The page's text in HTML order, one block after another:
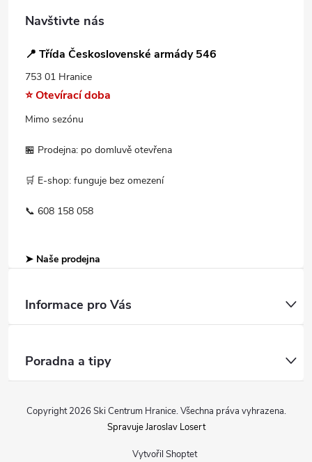
Navštivte nás
📍 Třída Československé armády 546
753 01 Hranice
⭐ Otevírací doba
Mimo sezónu
🏪 Prodejna: po domluvě otevřena
🛒 E-shop: funguje bez omezení
📞 608 158 058
➤ Naše prodejna
Informace pro Vás
Poradna a tipy
Vytvořil Shoptet
Copyright 2026 Ski Centrum Hranice. Všechna práva vyhrazena.
Spravuje Jaroslav Losert